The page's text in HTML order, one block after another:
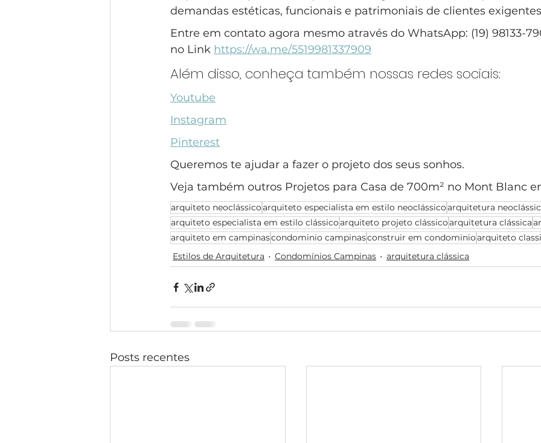
demandas estéticas, funcionais e patrimoniais de clientes
Entre em contato agora mesmo através do WhatsApp: (19) 98133-
no Link https://wa.me/5519981337909
Além disso, conheça também nossas redes sociais:
Youtube
Instagram
Pinterest
Queremos te ajudar a fazer o projeto dos seus sonhos.
Veja também outros Projetos para Casa de 700m² no Mont Blanc
arquiteto neoclássicoarquiteto especialista em estilo neoclássicoarquitetura
arquiteto especialista em estilo clássicoarquiteto projeto clássicoarquitetura clássica
arquiteto em campinascondominio campinasconstruir em condominioarquiteto
Estilos de Arquitetura
Condomínios Campinas arquitetura clássica
Posts recentes